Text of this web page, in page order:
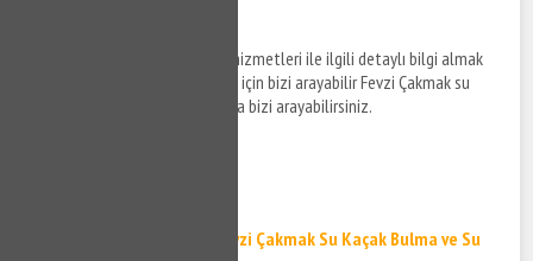
Fevzi Çakmak su kaçak bulma hizmetleri ile ilgili detaylı bilgi almak
ve destek taleplerinizi iletmek için bizi arayabilir Fevzi Çakmak su
kaçak tespiti detayları hakkında bizi arayabilirsiniz.
Fevzi Çakmak Su Kaçak - Fevzi Çakmak Su Kaçak Bulma ve Su